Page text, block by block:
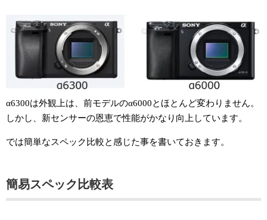
α6300は外観上は、前モデルのα6000とほとんど変わりません。
しかし、新センサーの恩恵で性能がかなり向上しています。
では簡単なスペック比較と感じた事を書いておきます。
簡易スペック比較表